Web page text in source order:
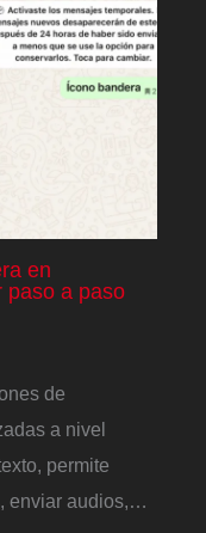
en
paso a paso
de
a nivel
permite
enviar audios,…